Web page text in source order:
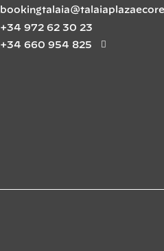
+34 972 62 30 23
+34 660 954 825